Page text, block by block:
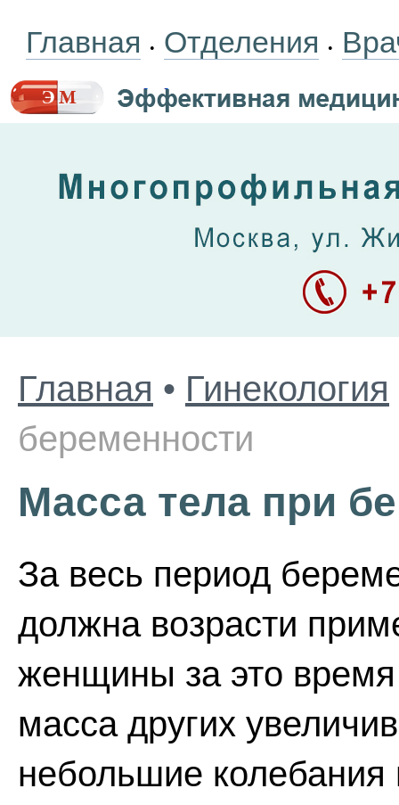
Главная • Отделения •
Главная • Гинекология
беременности
Масса тела при
За весь период
должна возрасти
женщины за это время
масса других
небольшие